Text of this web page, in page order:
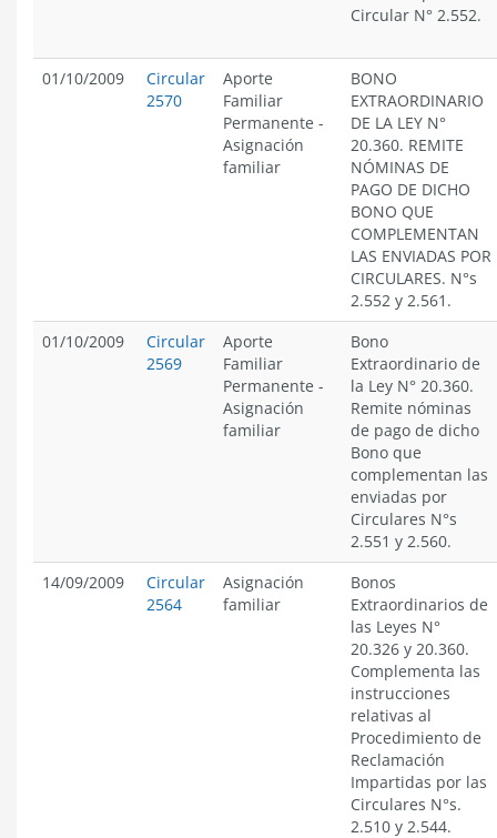
Circular N° 2.552.
01/10/2009
Circular
2570
Aporte
Familiar
Permanente -
Asignación
familiar
BONO
EXTRAORDINARIO
DE LA LEY N°
20.360. REMITE
NÓMINAS DE
PAGO DE DICHO
BONO QUE
COMPLEMENTAN
LAS ENVIADAS POR
CIRCULARES. N°s
2.552 y 2.561.
01/10/2009
Circular
2569
Aporte
Familiar
Permanente -
Asignación
familiar
Bono
Extraordinario de
la Ley N° 20.360.
Remite nóminas
de pago de dicho
Bono que
complementan las
enviadas por
Circulares N°s
2.551 y 2.560.
14/09/2009
Circular
2564
Asignación
familiar
Bonos
Extraordinarios de
las Leyes N°
20.326 y 20.360.
Complementa las
instrucciones
relativas al
Procedimiento de
Reclamación
Impartidas por las
Circulares N°s.
2.510 y 2.544.